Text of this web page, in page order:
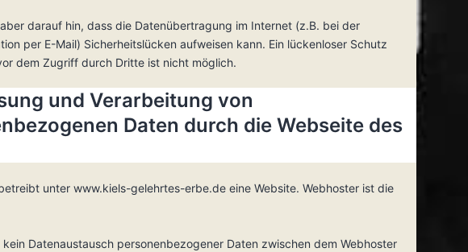
darauf hin, dass die Datenübertragung im Internet (z.B. bei der
per E-Mail) Sicherheitslücken aufweisen kann. Ein lückenloser Schutz
dem Zugriff durch Dritte ist nicht möglich.
und Verarbeitung von
Daten durch die Webseite des
unter www.kiels-gelehrtes-erbe.de eine Website. Webhoster ist die
kein Datenaustausch personenbezogener Daten zwischen dem Webhoster